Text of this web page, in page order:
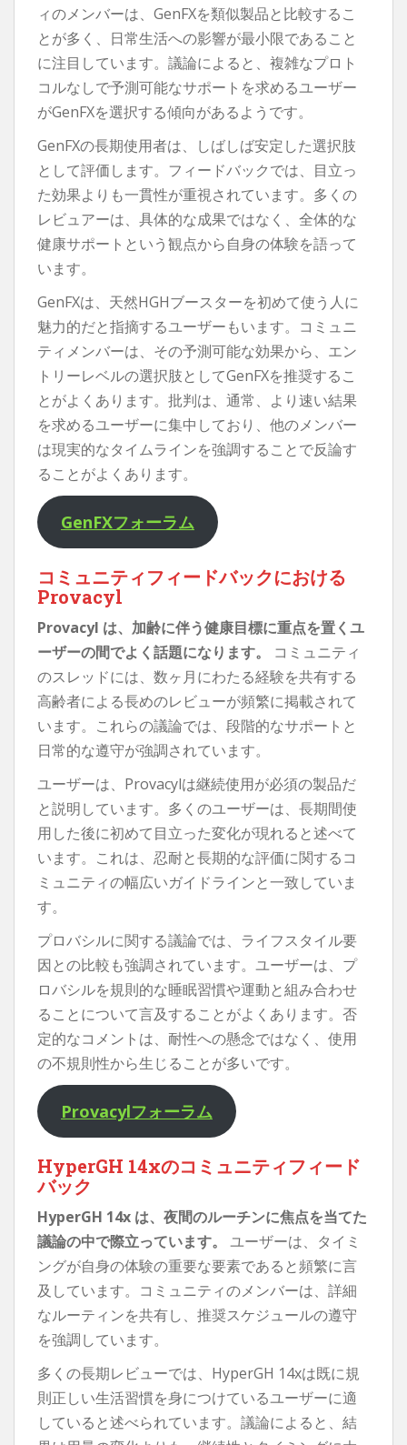
ィのメンバーは、GenFXを類似製品と比較するこ
とが多く、日常生活への影響が最小限であること
に注目しています。議論によると、複雑なプロト
コルなしで予測可能なサポートを求めるユーザー
がGenFXを選択する傾向があるようです。
GenFXの長期使用者は、しばしば安定した選択肢
として評価します。フィードバックでは、目立っ
た効果よりも一貫性が重視されています。多くの
レビュアーは、具体的な成果ではなく、全体的な
健康サポートという観点から自身の体験を語って
います。
GenFXは、天然HGHブースターを初めて使う人に
魅力的だと指摘するユーザーもいます。コミュニ
ティメンバーは、その予測可能な効果から、エン
トリーレベルの選択肢としてGenFXを推奨するこ
とがよくあります。批判は、通常、より速い結果
を求めるユーザーに集中しており、他のメンバー
は現実的なタイムラインを強調することで反論す
ることがよくあります。
GenFXフォーラム
コミュニティフィードバックにおける
Provacyl
Provacyl は、加齢に伴う健康目標に重点を置くユ
ーザーの間でよく話題になります。
コミュニティ
のスレッドには、数ヶ月にわたる経験を共有する
高齢者による長めのレビューが頻繁に掲載されて
います。これらの議論では、段階的なサポートと
日常的な遵守が強調されています。
ユーザーは、Provacylは継続使用が必須の製品だ
と説明しています。多くのユーザーは、長期間使
用した後に初めて目立った変化が現れると述べて
います。これは、忍耐と長期的な評価に関するコ
ミュニティの幅広いガイドラインと一致していま
す。
プロバシルに関する議論では、ライフスタイル要
因との比較も強調されています。ユーザーは、プ
ロバシルを規則的な睡眠習慣や運動と組み合わせ
ることについて言及することがよくあります。否
定的なコメントは、耐性への懸念ではなく、使用
の不規則性から生じることが多いです。
Provacylフォーラム
HyperGH 14xのコミュニティフィード
バック
HyperGH 14x は、夜間のルーチンに焦点を当てた
議論の中で際立っています。
ユーザーは、タイミ
ングが自身の体験の重要な要素であると頻繁に言
及しています。コミュニティのメンバーは、詳細
なルーティンを共有し、推奨スケジュールの遵守
を強調しています。
多くの長期レビューでは、HyperGH 14xは既に規
則正しい生活習慣を身につけているユーザーに適
していると述べられています。議論によると、結